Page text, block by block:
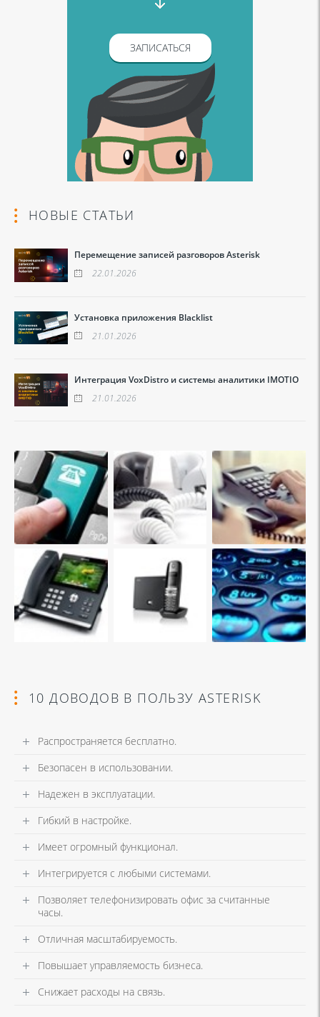
ЗАПИСАТЬСЯ
НОВЫЕ СТАТЬИ
Перемещение записей разговоров Asterisk
22.01.2026
Установка приложения Blacklist
21.01.2026
Интеграция VoxDistro и системы аналитики IMOTIO
21.01.2026
10 ДОВОДОВ В ПОЛЬЗУ ASTERISK
Распространяется бесплатно.
Безопасен в использовании.
Надежен в эксплуатации.
Гибкий в настройке.
Имеет огромный функционал.
Интегрируется с любыми системами.
Позволяет телефонизировать офис за считанные
часы.
Отличная масштабируемость.
Повышает управляемость бизнеса.
Снижает расходы на связь.